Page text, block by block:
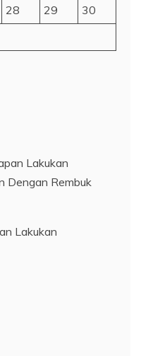
28 29
30
Lakukan